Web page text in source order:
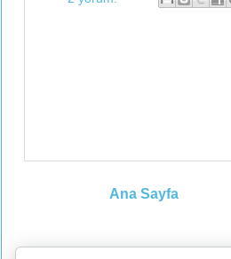
Ana Sayfa